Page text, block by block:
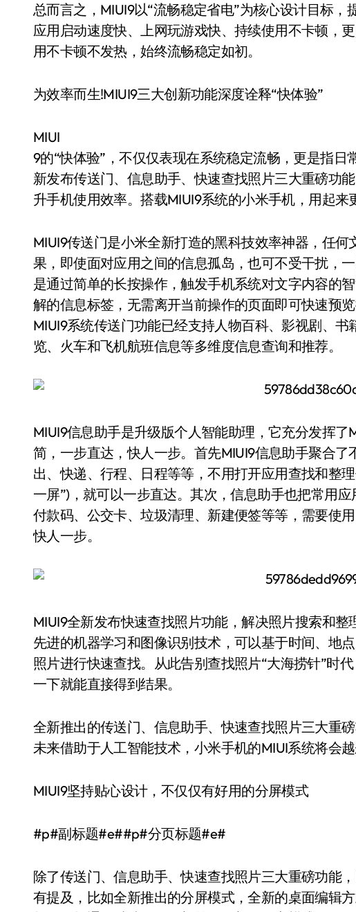
总而言之，MIUI9以“流畅稳定省电”为核心设计目标
应用启动速度快、上网玩游戏快、持续使用不卡顿，
用不卡顿不发热，始终流畅稳定如初。
为效率而生!MIUI9三大创新功能深度诠释“快体验”
MIUI
9的“快体验”，不仅仅表现在系统稳定流畅，更是指日
新发布传送门、信息助手、快速查找照片三大重磅功
升手机使用效率。搭载MIUI9系统的小米手机，用起来
MIUI9传送门是小米全新打造的黑科技效率神器，任
果，即使面对应用之间的信息孤岛，也可不受干扰，
是通过简单的长按操作，触发手机系统对文字内容的
解的信息标签，无需离开当前操作的页面即可快速预
MIUI9系统传送门功能已经支持人物百科、影视剧、
览、火车和飞机航班信息等多维度信息查询和推荐。
MIUI9信息助手是升级版个人智能助理，它充分发挥
简，一步直达，快人一步。首先MIUI9信息助手聚合
出、快递、行程、日程等等，不用打开应用查找和整
一屏”)，就可以一步直达。其次，信息助手也把常用
付款码、公交卡、垃圾清理、新建便签等等，需要使
快人一步。
MIUI9全新发布快速查找照片功能，解决照片搜索和
先进的机器学习和图像识别技术，可以基于时间、地
照片进行快速查找。从此告别查找照片“大海捞针”时
一下就能直接得到结果。
全新推出的传送门、信息助手、快速查找照片三大重
未来借助于人工智能技术，小米手机的MIUI系统将会越
MIUI9坚持贴心设计，不仅仅有好用的分屏模式
#p#副标题#e##p#分页标题#e#
除了传送门、信息助手、快速查找照片三大重磅功能
有提及，比如全新推出的分屏模式，全新的桌面编辑